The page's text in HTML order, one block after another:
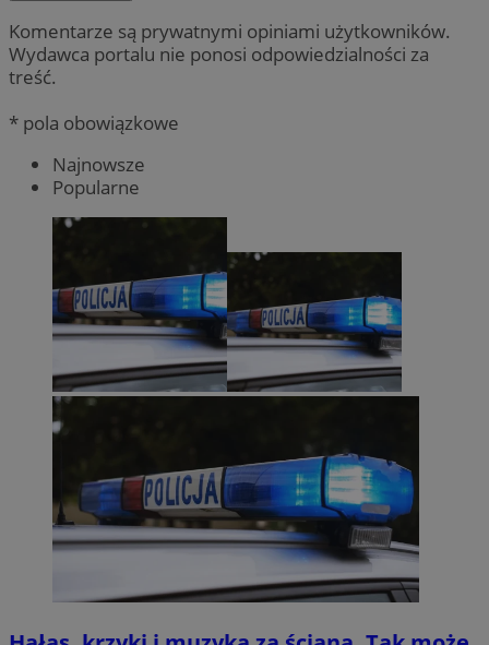
Komentarze są prywatnymi opiniami użytkowników.
Wydawca portalu nie ponosi odpowiedzialności za
treść.
* pola obowiązkowe
Najnowsze
Popularne